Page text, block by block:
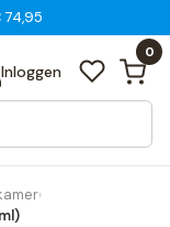
Inloggen
0
alle resultaten
›